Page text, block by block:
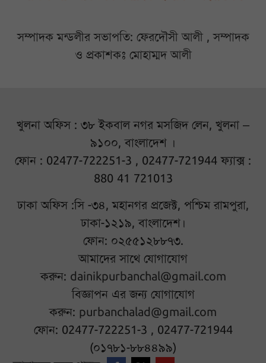
সম্পাদক মন্ডলীর সভাপতি: ফেরদৌসী আলী , সম্পাদক
ও প্রকাশকঃ মোহাম্মদ আলী
খুলনা অফিস : ৩৮ ইকবাল নগর মসজিদ লেন, খুলনা –
৯১০০, বাংলাদেশ ।
ফোন : 02477-722251-3 , 02477-721944 ফ্যাক্স :
880 41 721013
ঢাকা অফিস :সি -৩৪, মহানগর প্রজেক্ট, পশ্চিম রামপুরা,
ঢাকা-১২১৯, বাংলাদেশ।
ফোন: ০২৫৫১২৮৮৭৩.
আমাদের সাথে যোগাযোগ
করুন: dainikpurbanchal@gmail.com
বিজ্ঞাপন এর জন্য যোগাযোগ
করুন: purbanchalad@gmail.com
ফোন: 02477-722251-3 , 02477-721944
(০১৭৮১-৮৮৪৪৯৯)